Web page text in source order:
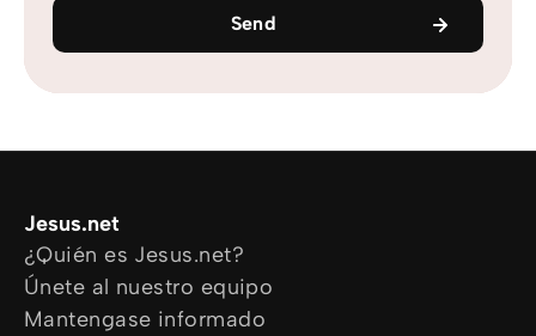
Send
Jesus.net
¿Quién es Jesus.net?
Únete al nuestro equipo
Mantengase informado